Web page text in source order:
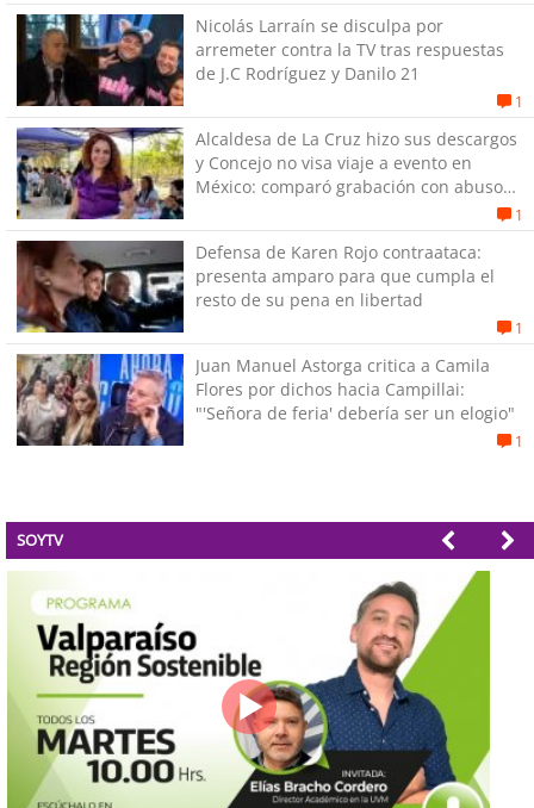
Nicolás Larraín se disculpa por
arremeter contra la TV tras respuestas
de J.C Rodríguez y Danilo 21
1
Alcaldesa de La Cruz hizo sus descargos
y Concejo no visa viaje a evento en
México: comparó grabación con abuso
1
Defensa de Karen Rojo contraataca:
presenta amparo para que cumpla el
resto de su pena en libertad
1
Juan Manuel Astorga critica a Camila
Flores por dichos hacia Campillai:
"'Señora de feria' debería ser un elogio"
1
SOYTV